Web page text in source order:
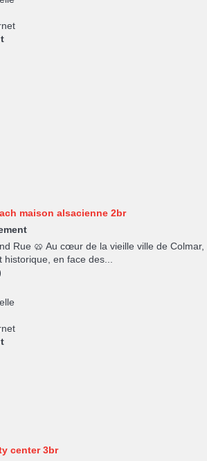
maison alsacienne 2br
Rue 🥨 Au cœur de la vieille ville de Colmar,
historique, en face des...
center 3br